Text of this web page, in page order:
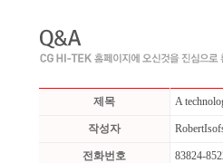
제목 A
작성자
전화번호 83824-